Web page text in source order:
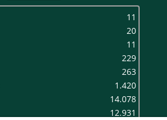
11
20
11
229
263
1.420
14.078
12.931